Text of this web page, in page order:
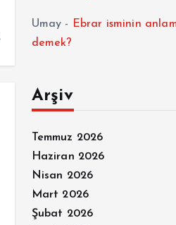
Umay -
Ebrar isminin
demek?
Arşiv
Temmuz 2026
Haziran 2026
Nisan 2026
Mart 2026
Şubat 2026